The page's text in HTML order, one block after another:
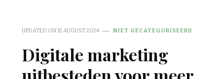
UPDATED ON12 AUGUST 2024 NIET GECATEGORISEERD
Digitale marketing